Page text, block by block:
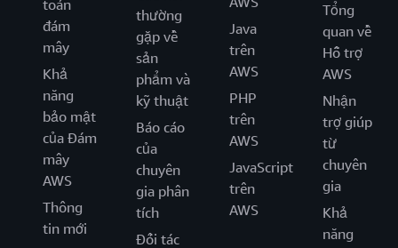
toán
đám
mây
Khả
năng
bảo mật
của Đám
mây
AWS
Thông
tin mới
thường
gặp về
sản
phẩm và
kỹ thuật
Báo cáo
của
chuyên
gia phân
tích
Đối tác
Java
trên
AWS
PHP
trên
AWS
JavaScript
trên
AWS
Tổng
quan về
Hỗ trợ
AWS
Nhận
trợ giúp
từ
chuyên
gia
Khả
năng